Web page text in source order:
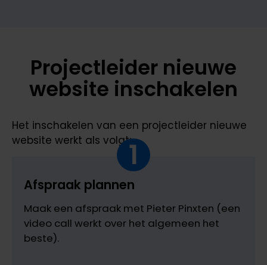
Projectleider nieuwe
website inschakelen
Het inschakelen van een projectleider nieuwe
website werkt als volgt:1
Afspraak plannen
Maak een afspraak met Pieter Pinxten (een
video call werkt over het algemeen het
beste).